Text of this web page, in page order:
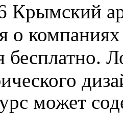
Крымский
компаниях
бесплатно.
может